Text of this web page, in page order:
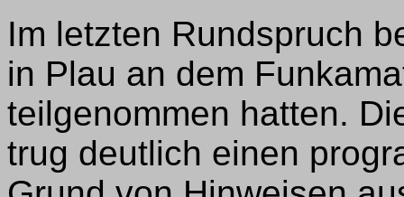
Im letzten Rundspruch
in Plau an dem
teilgenommen hatten.
trug deutlich einen